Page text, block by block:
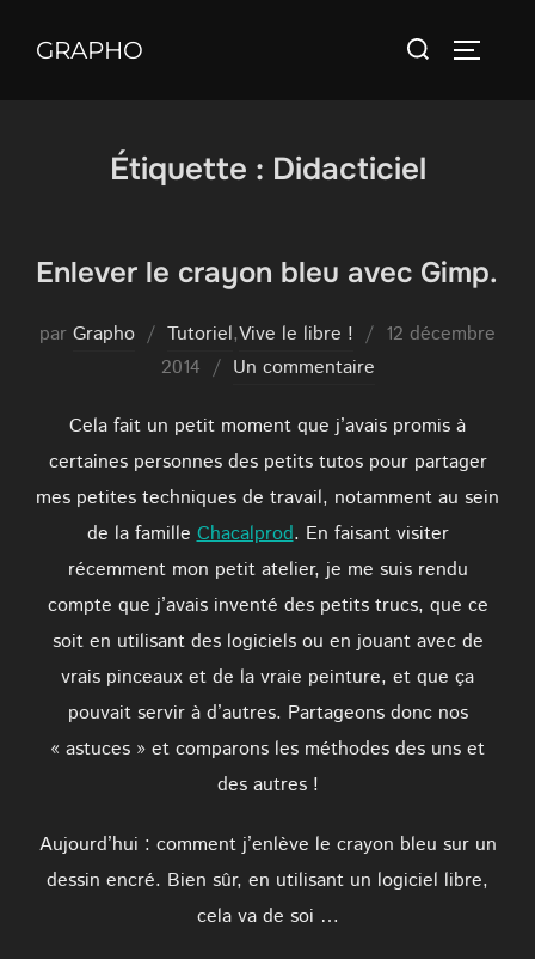
GRAPHO Rechercher :
Étiquette : Didacticiel
Enlever le crayon bleu avec Gimp.
par Grapho Tutoriel,Vive le libre !
Publié
12 décembre
2014
Un commentaire
Cela fait un petit moment que j’avais promis à
certaines personnes des petits tutos pour partager
mes petites techniques de travail, notamment au sein
de la famille Chacalprod. En faisant visiter
récemment mon petit atelier, je me suis rendu
compte que j’avais inventé des petits trucs, que ce
soit en utilisant des logiciels ou en jouant avec de
vrais pinceaux et de la vraie peinture, et que ça
pouvait servir à d’autres. Partageons donc nos
« astuces » et comparons les méthodes des uns et
des autres !
Aujourd’hui : comment j’enlève le crayon bleu sur un
dessin encré. Bien sûr, en utilisant un logiciel libre,
cela va de soi …